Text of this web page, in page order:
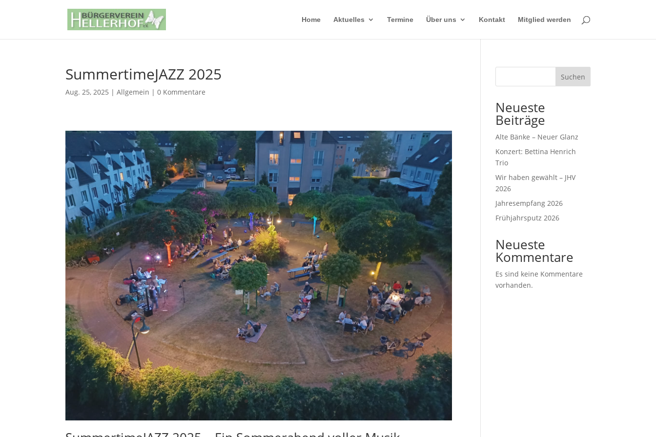
Home Aktuelles Termine Über uns Kontakt Mitglied werden
SummertimeJAZZ 2025
Aug. 25, 2025 |Allgemein |0 Kommentare
Suchen
Neueste
Beiträge
Alte Bänke – Neuer Glanz
Konzert: Bettina Henrich
Trio
Wir haben gewählt – JHV
2026
Jahresempfang 2026
Frühjahrsputz 2026
Neueste
Kommentare
Es sind keine Kommentare
vorhanden.